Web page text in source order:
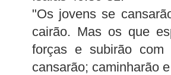
"Os jovens se
cairão. Mas os que
forças e subirão
cansarão; caminharão